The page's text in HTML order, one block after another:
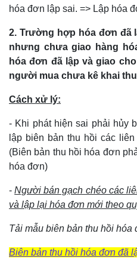
hóa đơn lập sai. => Lập hóa
2. Trường hợp hóa đơn đã
nhưng chưa giao hàng
hóa đơn đã lập và giao
người mua chưa kê khai
Cách xử lý:
- Khi phát hiện sai phải hủy
lập biên bản thu hồi các
(Biên bản thu hồi hóa đơn
hóa đơn)
-Người bán gạch chéo các
và lập lại hóa đơn mới theo
Tải mẫu biên bản thu hồi hóa
Biên bản thu hồi hóa đơn đã